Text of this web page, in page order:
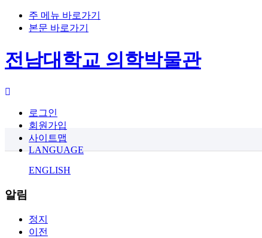
주 메뉴 바로가기
본문 바로가기
전남대학교 의학박물관
로그인
회원가입
사이트맵
LANGUAGE
ENGLISH
알림
정지
이전